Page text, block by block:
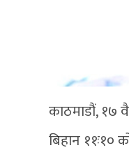
काठमाडौं, १७
बिहान ११ः१०